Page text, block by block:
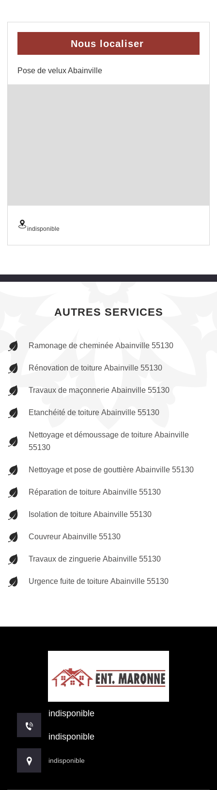
Nous localiser
Pose de velux Abainville
indisponible
AUTRES SERVICES
Ramonage de cheminée Abainville 55130
Rénovation de toiture Abainville 55130
Travaux de maçonnerie Abainville 55130
Etanchéité de toiture Abainville 55130
Nettoyage et démoussage de toiture Abainville
55130
Nettoyage et pose de gouttière Abainville 55130
Réparation de toiture Abainville 55130
Isolation de toiture Abainville 55130
Couvreur Abainville 55130
Travaux de zinguerie Abainville 55130
Urgence fuite de toiture Abainville 55130
indisponible
indisponible
indisponible